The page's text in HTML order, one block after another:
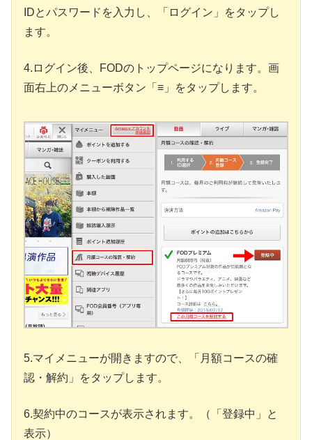
IDとパスワードを入力し、「ログイン」をタップし
ます。
4.ログイン後、FODのトップページになります。画
面右上のメニューボタン「≡」をタップします。
5.マイメニューが開きますので、「月額コースの確
認・解約」をタップします。
6.契約中のコースが表示されます。（「登録中」と
表示）